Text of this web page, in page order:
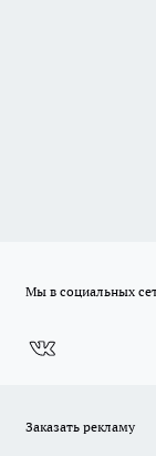
Мы в социальных
Заказать рекламу